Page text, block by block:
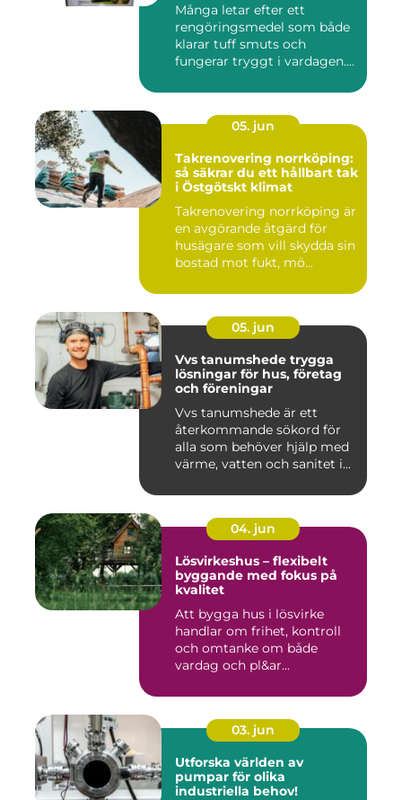
Många letar efter ett
rengöringsmedel som både
klarar tuff smuts och
fungerar tryggt i vardagen.
05. jun
Takrenovering norrköping:
så säkrar du ett hållbart tak
i Östgötskt klimat
Takrenovering norrköping är
en avgörande åtgärd för
husägare som vill skydda sin
bostad mot fukt, mö...
05. jun
Vvs tanumshede trygga
lösningar för hus, företag
och föreningar
Vvs tanumshede är ett
återkommande sökord för
alla som behöver hjälp med
värme, vatten och sanitet i...
04. jun
Lösvirkeshus – flexibelt
byggande med fokus på
kvalitet
Att bygga hus i lösvirke
handlar om frihet, kontroll
och omtanke om både
vardag och pl&ar...
03. jun
Utforska världen av
pumpar för olika
industriella behov!